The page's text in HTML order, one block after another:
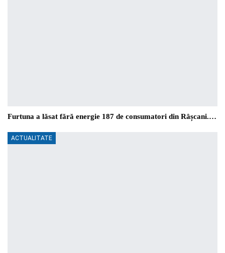
Furtuna a lăsat fără energie 187 de consumatori din Râșcani.…
ACTUALITATE